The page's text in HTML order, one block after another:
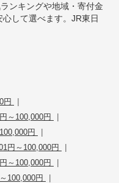
ンキングや地域・寄付金
して選べます。JR東日
円 |
～100,000円 |
円 |
円～100,000円 |
～100,000円 |
100,000円 |